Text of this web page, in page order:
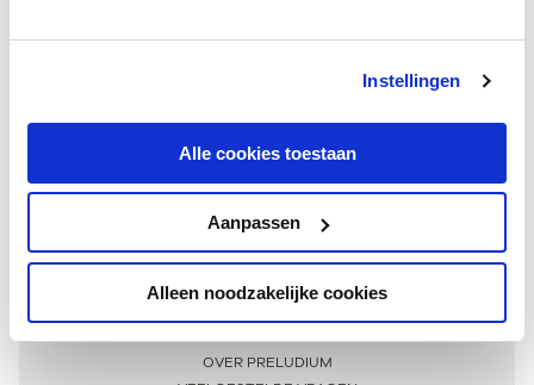
Instellingen
Alle cookies toestaan
Aanpassen
Alleen noodzakelijke cookies
Meer informatie
OVER PRELUDIUM